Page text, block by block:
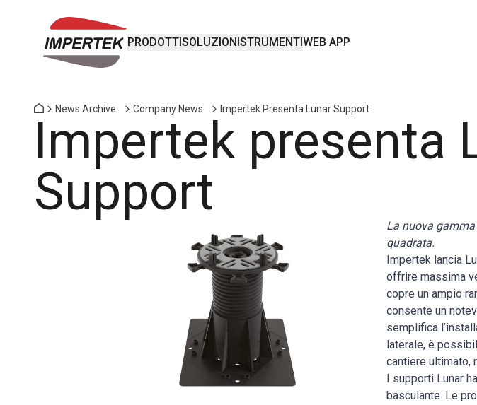
PRODOTTISOLUZIONISTRUMENTIWEB APP
News Archive Company News Impertek Presenta Lunar Support
Impertek presenta
Support
La nuova
quadrata.
Impertek lancia
offrire massima
copre un ampio
consente un
semplifica
laterale, è
cantiere ultimato,
I supporti Lunar
basculante. Le